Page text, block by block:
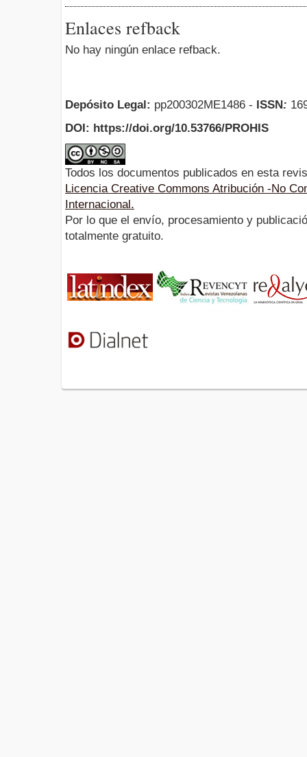
Enlaces refback
No hay ningún enlace refback.
Depósito Legal: pp200302ME1486 - ISSN:
DOI: https://doi.org/10.53766/PROHIS
Todos los documentos publicados en esta
Licencia Creative Commons Atribución -No
Internacional.
Por lo que el envío, procesamiento y
totalmente gratuito.